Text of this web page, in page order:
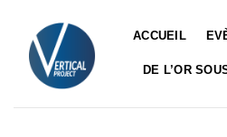
contenu
ACCUEIL
DE L’OR